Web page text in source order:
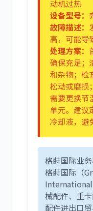
动机过热
设备型号：
故障描述：
高，可能导
处理方案：
确保充足；
和杂物；检
松动或磨损
需要更换节
单元。建议
冷却液，避
格莳国际业
格莳国际（
International
械配件、重
配件进出口